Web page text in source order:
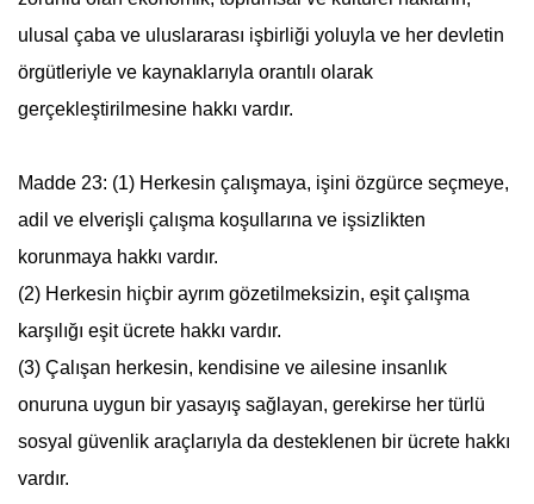
ulusal çaba ve uluslararası işbirliği yoluyla ve her devletin
örgütleriyle ve kaynaklarıyla orantılı olarak
gerçekleştirilmesine hakkı vardır.
Madde 23: (1) Herkesin çalışmaya, işini özgürce seçmeye,
adil ve elverişli çalışma koşullarına ve işsizlikten
korunmaya hakkı vardır.
(2) Herkesin hiçbir ayrım gözetilmeksizin, eşit çalışma
karşılığı eşit ücrete hakkı vardır.
(3) Çalışan herkesin, kendisine ve ailesine insanlık
onuruna uygun bir yasayış sağlayan, gerekirse her türlü
sosyal güvenlik araçlarıyla da desteklenen bir ücrete hakkı
vardır.